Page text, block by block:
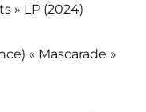
» LP (2024)
« Mascarade »